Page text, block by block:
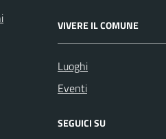
VIVERE IL COMUNE
Luoghi
Eventi
SEGUICI SU